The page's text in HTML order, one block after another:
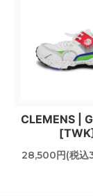
CLEMENS |
28,500円(税込